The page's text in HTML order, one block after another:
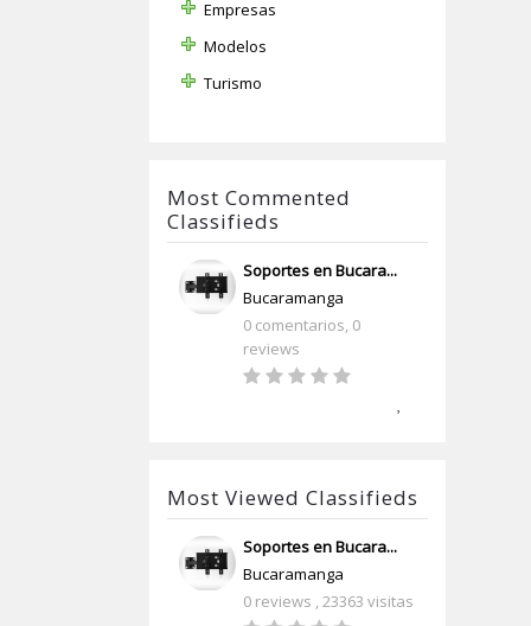
Empresas
Modelos
Turismo
Most Commented
Classifieds
Soportes en Bucara...
Bucaramanga
0 comentarios, 0
reviews
Most Viewed Classifieds
Soportes en Bucara...
Bucaramanga
0 reviews , 23363 visitas